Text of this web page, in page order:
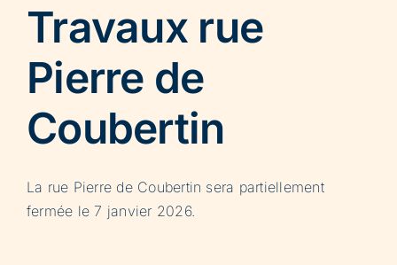
Travaux rue
Pierre de
Coubertin
La rue Pierre de Coubertin sera partiellement
fermée le 7 janvier 2026.